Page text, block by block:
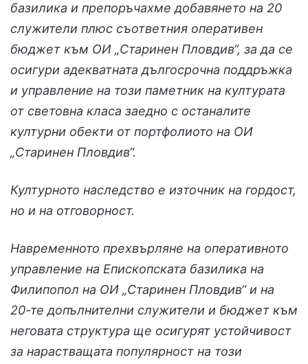
базилика и препоръчaхме добавянето на 20
служители плюс съответния оперативен
бюджет към ОИ „Старинен Пловдив“, за да се
осигури адекватната дългосрочна поддръжка
и управление на този паметник на културата
от световна класа заедно с останалите
културни обекти от портфолиото на ОИ
„Старинен Пловдив“.
Културното наследство е източник на гордост,
но и на отговорност.
Навременното прехвърляне на оперативното
управление на Епископската базилика на
Филипопол на ОИ „Старинен Пловдив“ и на
20-те допълнителни служители и бюджет към
неговата структура ще осигурят устойчивост
за нарастващата популярност на този